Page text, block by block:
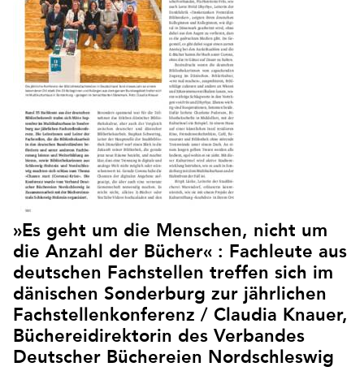
»Es geht um die Menschen, nicht um
die Anzahl der Bücher« : Fachleute aus
deutschen Fachstellen treffen sich im
dänischen Sonderburg zur jährlichen
Fachstellenkonferenz / Claudia Knauer,
Büchereidirektorin des Verbandes
Deutscher Büchereien Nordschleswig